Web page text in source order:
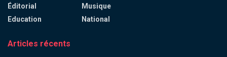
Éditorial
Education
Musique
National
Articles récents